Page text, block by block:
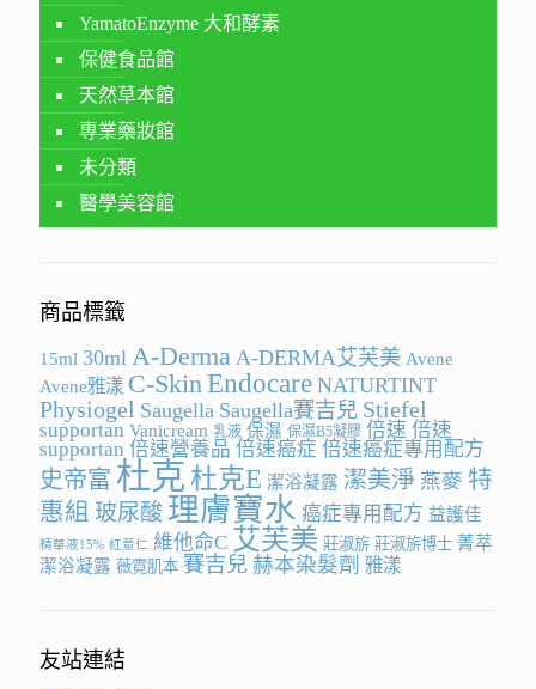
YamatoEnzyme 大和酵素
保健食品館
天然草本館
專業藥妝館
未分類
醫學美容館
商品標籤
15ml 30ml A-Derma A-DERMA艾芙美 Avene
Avene雅漾 C-SkinEndocare NATURTINT
Physiogel Saugella Saugella賽吉兒 Stiefel
supportan Vanicream 乳液 保濕 保濕B5凝膠 倍速 倍速
supportan 倍速營養品 倍速癌症 倍速癌症專用配方
史帝富 杜克 杜克E 潔浴凝露 潔美淨 燕麥 特
惠組 玻尿酸 理膚寶水 癌症專用配方 益護佳
精華液15% 紅薏仁 維他命C 艾芙美 莊淑旂 莊淑旂博士 菁萃
潔浴凝露 薇霓肌本 賽吉兒 赫本染髮劑 雅漾
友站連結